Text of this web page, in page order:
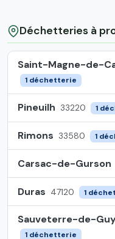
Déchetteries à
Saint-Magne-de-
1 déchetterie
Pineuilh 33220 1
Rimons 33580 1
Carsac-de-Gurson
Duras 47120 1
Sauveterre-de-
1 déchetterie